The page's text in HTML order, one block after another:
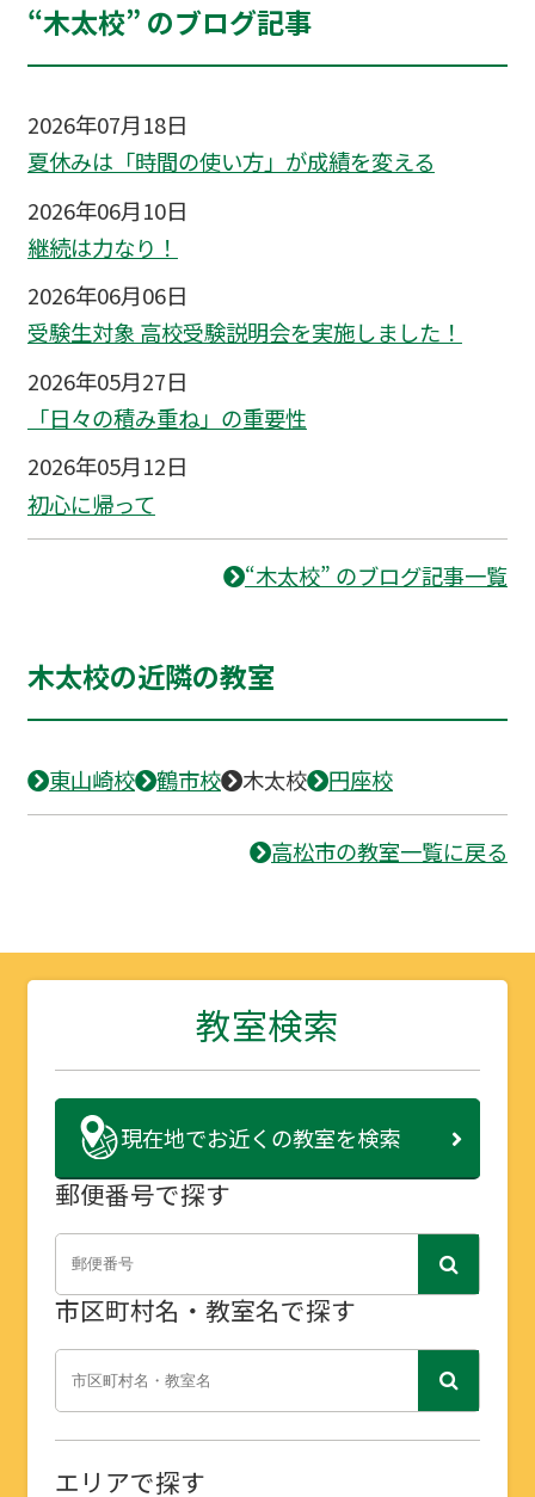
“木太校” のブログ記事
2026年07月18日
夏休みは「時間の使い方」が成績を変える
2026年06月10日
継続は力なり！
2026年06月06日
受験生対象 高校受験説明会を実施しました！
2026年05月27日
「日々の積み重ね」の重要性
2026年05月12日
初心に帰って
“木太校” のブログ記事一覧
木太校の近隣の教室
東山崎校 鶴市校 木太校 円座校
高松市の教室一覧に戻る
教室検索
現在地でお近くの教室を検索
郵便番号で探す
市区町村名・教室名で探す
エリアで探す